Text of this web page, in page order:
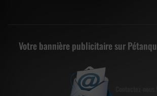
Votre bannière publicitaire sur